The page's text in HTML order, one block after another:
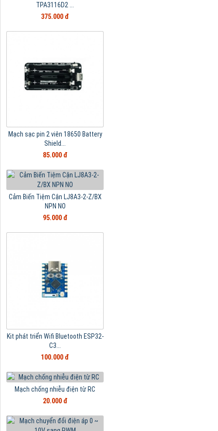
TPA3116D2 ...
375.000 đ
Mạch sạc pin 2 viên 18650 Battery
Shield...
85.000 đ
Cảm Biến Tiệm Cận LJ8A3-2-Z/BX
NPN NO
95.000 đ
Kit phát triển Wifi Bluetooth ESP32-
C3...
100.000 đ
Mạch chống nhiễu điện từ RC
20.000 đ